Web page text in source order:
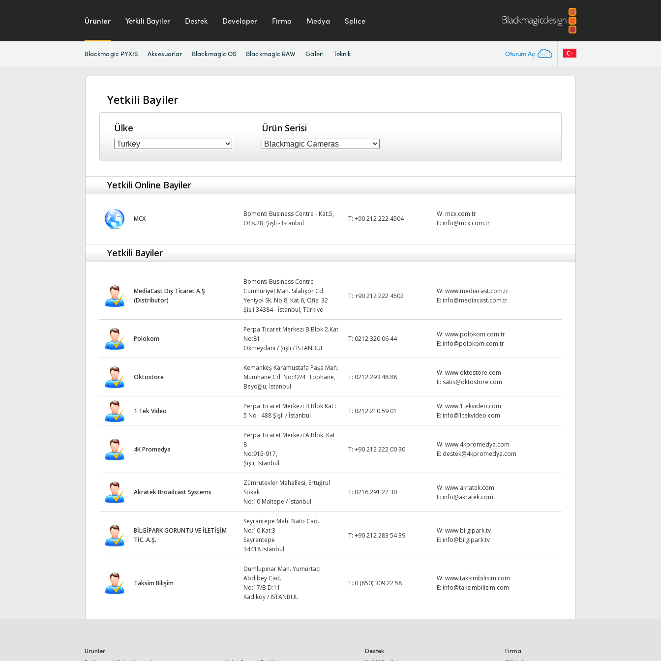
Ürünler Yetkili Bayiler Destek Developer Firma Medya Splice
Oturum Aç
Blackmagic PYXIS Aksesuarlar Blackmagic OS Blackmagic RAW Galeri Teknik
Yetkili Bayiler
Ülke Ürün Serisi
Yetkili Online Bayiler
MCX
Bomonti Business Centre - Kat.5,
Ofis.28, Şişli - İstanbul
T:+90 212 222 4504
W: mcx.com.tr
E: info@mcx.com.tr
Yetkili Bayiler
MediaCast Dış Ticaret A.Ş
(Distributor)
Bomonti Business Centre
Cumhuriyet Mah. Silahşor Cd.
Yeniyol Sk. No.8, Kat.6, Ofis. 32
Şişli 34384 - İstanbul, Türkiye
T:+90 212 222 4502
W:www.mediacast.com.tr
E: info@mediacast.com.tr
Polokom
Perpa Ticaret Merkezi B Blok 2.Kat
No:81
Okmeydanı / Şişli / İSTANBUL
T: 0212 320 06 44
W:www.polokom.com.tr
E: info@polokom.com.tr
Oktostore
Kemankeş Karamustafa Paşa Mah.
Mumhane Cd. No:42/4 Tophane,
Beyoğlu, İstanbul
T: 0212 293 48 88
W:www.oktostore.com
E: satis@oktostore.com
1 Tek Video
Perpa Ticaret Merkezi B Blok Kat :
5 No : 488 Şişli / İstanbul
T: 0212 210 59 01
W:www.1tekvideo.com
E: info@1tekvideo.com
4K Promedya
Perpa Ticaret Merkezi A Blok. Kat
8
No:915-917,
Şişli, İstanbul
T:+90 212 222 00 30
W:www.4kpromedya.com
E: destek@4kpromedya.com
Akratek Broadcast Systems
Zümrütevler Mahallesi, Ertuğrul
Sokak
No:10 Maltepe / İstanbul
T: 0216 291 22 30
W:www.akratek.com
E: info@akratek.com
BİLGİPARK GÖRÜNTÜ VE İLETİŞİM
TİC. A.Ş.
Seyrantepe Mah. Nato Cad.
No:10 Kat:3
Seyrantepe
34418 İstanbul
T:+90 212 283 54 39
W:www.bilgipark.tv
E: info@bilgipark.tv
Taksim Bilişim
Dumlupınar Mah. Yumurtacı
Abdibey Cad.
No:17/B D:11
Kadıköy / İSTANBUL
T: 0 (850) 309 22 58
W:www.taksimbilisim.com
E: info@taksimbilisim.com
Ürünler Destek Firma